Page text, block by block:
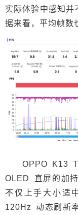
实际体验中感知并
据来看，平均帧数
OPPO K13
OLED 直屏的加
不仅上手大小适
120Hz 动态刷新